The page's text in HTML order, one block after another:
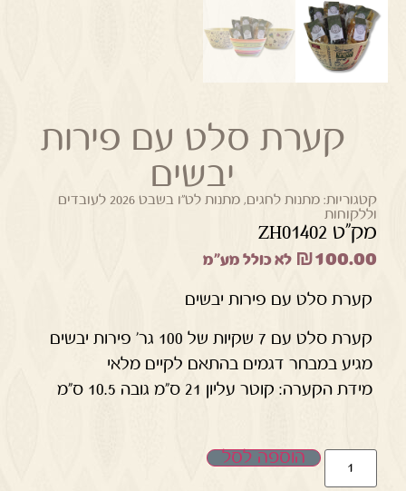
קערת סלט עם פירות
יבשים
קטגוריות: מתנות לחגים,
מתנות לט"ו בשבט 2026 לעובדים
וללקוחות
מק"ט ZH01402
₪100.00 לא כולל מע"מ
קערת סלט עם פירות יבשים
קערת סלט עם 7 שקיות של 100 גר' פירות יבשים
מגיע במבחר דגמים בהתאם לקיים מלאי
מידת הקערה: קוטר עליון 21 ס"מ גובה 10.5 ס"מ
הוספה לסל